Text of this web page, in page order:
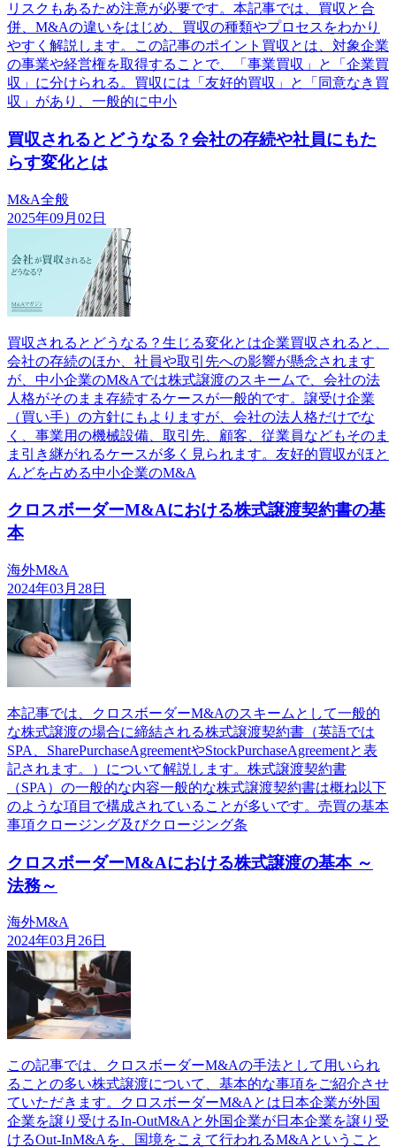
リスクもあるため注意が必要です。本記事では、買収と合
併、M&Aの違いをはじめ、買収の種類やプロセスをわかり
やすく解説します。この記事のポイント買収とは、対象企業
の事業や経営権を取得することで、「事業買収」と「企業買
収」に分けられる。買収には「友好的買収」と「同意なき買
収」があり、一般的に中小
買収されるとどうなる？会社の存続や社員にもた
らす変化とは
M&A全般
2025年09月02日
買収されるとどうなる？生じる変化とは企業買収されると、
会社の存続のほか、社員や取引先への影響が懸念されます
が、中小企業のM&Aでは株式譲渡のスキームで、会社の法
人格がそのまま存続するケースが一般的です。譲受け企業
（買い手）の方針にもよりますが、会社の法人格だけでな
く、事業用の機械設備、取引先、顧客、従業員などもそのま
ま引き継がれるケースが多く見られます。友好的買収がほと
んどを占める中小企業のM&A
クロスボーダーM&Aにおける株式譲渡契約書の基
本
海外M&A
2024年03月28日
本記事では、クロスボーダーM&Aのスキームとして一般的
な株式譲渡の場合に締結される株式譲渡契約書（英語では
SPA、SharePurchaseAgreementやStockPurchaseAgreementと表
記されます。）について解説します。株式譲渡契約書
（SPA）の一般的な内容一般的な株式譲渡契約書は概ね以下
のような項目で構成されていることが多いです。売買の基本
事項クロージング及びクロージング条
クロスボーダーM&Aにおける株式譲渡の基本 ～
法務～
海外M&A
2024年03月26日
この記事では、クロスボーダーM&Aの手法として用いられ
ることの多い株式譲渡について、基本的な事項をご紹介させ
ていただきます。クロスボーダーM&Aとは日本企業が外国
企業を譲り受けるIn-OutM&Aと外国企業が日本企業を譲り受
けるOut-InM&Aを、国境をこえて行われるM&Aということ